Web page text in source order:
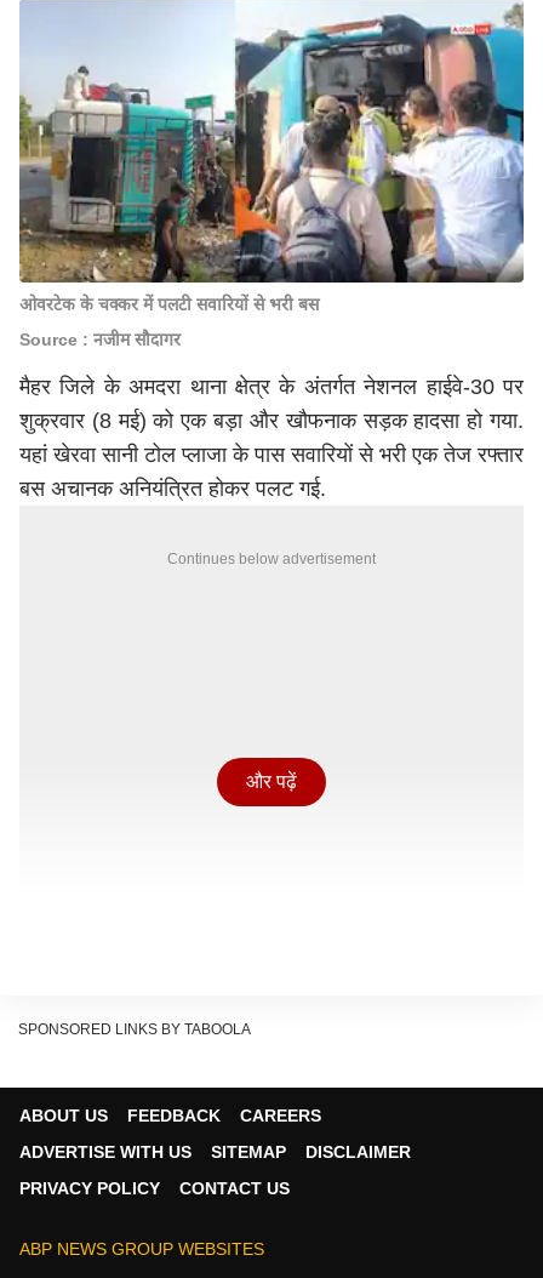
ओवरटेक के चक्कर में पलटी सवारियों से भरी बस
Source : नजीम सौदागर
मैहर जिले के अमदरा थाना क्षेत्र के अंतर्गत नेशनल हाईवे-30 पर
शुक्रवार (8 मई) को एक बड़ा और खौफनाक सड़क हादसा हो गया.
यहां खेरवा सानी टोल प्लाजा के पास सवारियों से भरी एक तेज रफ्तार
बस अचानक अनियंत्रित होकर पलट गई.
Continues below advertisement
आबादी के पास डेरा डाले बैठा हाथियों का जोड़ा
और पढ़ें
SPONSORED LINKS BY TABOOLA
ABOUT US FEEDBACK
CAREERS
ADVERTISE WITH US
SITEMAP
DISCLAIMER
PRIVACY POLICY
CONTACT US
ABP NEWS GROUP WEBSITES